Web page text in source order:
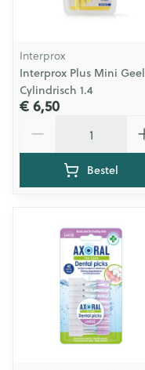
Interprox
Interprox Plus Mini Geel
Cylindrisch 1.4
€ 6,50
Bestel